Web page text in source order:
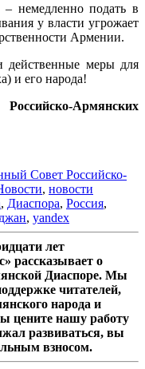
немедленно подать в
у власти угрожает
Армении.
действенные меры для
и его народа!
Армянских
Совет Российско-
, новости
, Диаспора, Россия,
, yandex
лет
рассказывает о
Диаспоре. Мы
читателей,
народа и
цените нашу работу
развиваться, вы
взносом.